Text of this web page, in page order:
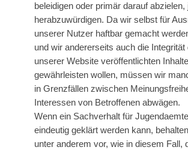
beleidigen oder primär darauf abzielen,
herabzuwürdigen. Da wir selbst für
unserer Nutzer haftbar gemacht
und wir andererseits auch die Integrität
unserer Website veröffentlichten Inhalte
gewährleisten wollen, müssen wir
in Grenzfällen zwischen
Interessen von Betroffenen abwägen.
Wenn ein Sachverhalt für
eindeutig geklärt werden kann,
unter anderem vor, wie in diesem Fall,